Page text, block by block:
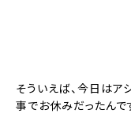
そういえば、今日はア
事でお休みだったんで